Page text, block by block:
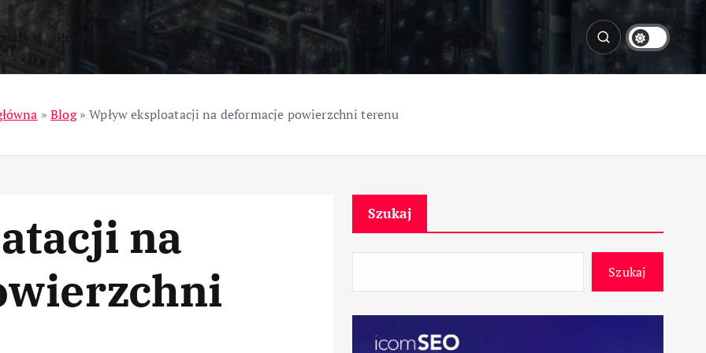
Przemysł
»Blog»Wpływ eksploatacji na deformacje powierzchni terenu
na
Szukaj
Szukaj